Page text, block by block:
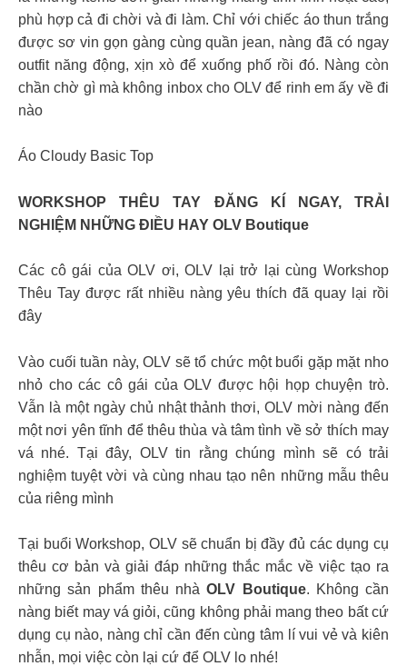
phù hợp cả đi chời và đi làm. Chỉ với chiếc áo thun trắng
được sơ vin gọn gàng cùng quần jean, nàng đã có ngay
outfit năng động, xịn xò để xuống phố rồi đó. Nàng còn
chần chờ gì mà không inbox cho OLV để rinh em ấy về đi
nào
Áo Cloudy Basic Top
WORKSHOP THÊU TAY ĐĂNG KÍ NGAY, TRẢI
NGHIỆM NHỮNG ĐIỀU HAY OLV Boutique
Các cô gái của OLV ơi, OLV lại trở lại cùng Workshop
Thêu Tay được rất nhiều nàng yêu thích đã quay lại rồi
đây
Vào cuối tuần này, OLV sẽ tổ chức một buổi gặp mặt nho
nhỏ cho các cô gái của OLV được hội họp chuyện trò.
Vẫn là một ngày chủ nhật thảnh thơi, OLV mời nàng đến
một nơi yên tĩnh để thêu thùa và tâm tình về sở thích may
vá nhé. Tại đây, OLV tin rằng chúng mình sẽ có trải
nghiệm tuyệt vời và cùng nhau tạo nên những mẫu thêu
của riêng mình
Tại buổi Workshop, OLV sẽ chuẩn bị đầy đủ các dụng cụ
thêu cơ bản và giải đáp những thắc mắc về việc tạo ra
những sản phẩm thêu nhàOLV Boutique. Không cần
nàng biết may vá giỏi, cũng không phải mang theo bất cứ
dụng cụ nào, nàng chỉ cần đến cùng tâm lí vui vẻ và kiên
nhẫn, mọi việc còn lại cứ để OLV lo nhé!